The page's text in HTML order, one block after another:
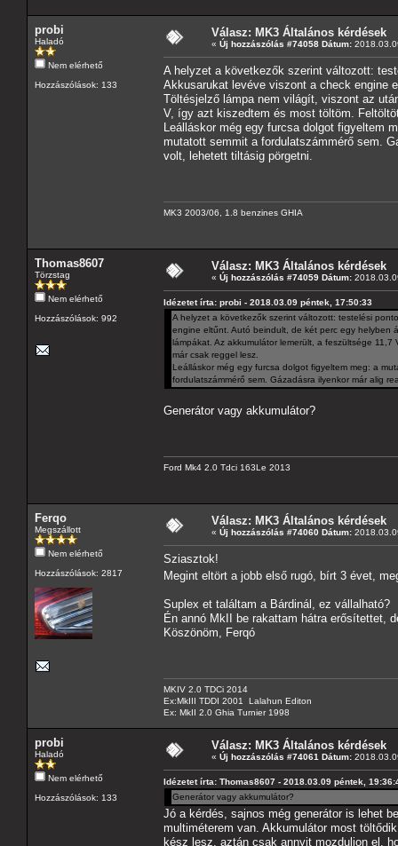
probi
Haladó
Nem elérhető
Hozzászólások: 133
Válasz: MK3 Általános kérdések
« Új hozzászólás #74058 Dátum:
A helyzet a következők szerint változott:
Akkusarukat levéve viszont a check engine
Töltésjelző lámpa nem világít, viszont az
V, így azt kiszedtem és most töltöm.
Leálláskor még egy furcsa dolgot figyeltem
mutatott semmit a fordulatszámmérő sem.
volt, lehetett tiltásig pörgetni.
MK3 2003/06, 1.8 benzines GHIA
Thomas8607
Törzstag
Nem elérhető
Hozzászólások: 992
Válasz: MK3 Általános kérdések
« Új hozzászólás #74059 Dátum:
Idézetet írta: probi - 2018.03.09 péntek, 17:50:33
A helyzet a következők szerint változott: testelési
engine eltűnt. Autó beindult, de két perc egy helyben
lámpákat. Az akkumulátor lemerült, a feszültsége
már csak reggel lesz.
Leálláskor még egy furcsa dolgot figyeltem meg: a
fordulatszámmérő sem. Gázadásra ilyenkor már alig
Generátor vagy akkumulátor?
Ford Mk4 2.0 Tdci 163Le 2013
Ferqo
Megszállott
Nem elérhető
Hozzászólások: 2817
Válasz: MK3 Általános kérdések
« Új hozzászólás #74060 Dátum:
Sziasztok!
Megint eltört a jobb első rugó, bírt 3 évet,
Suplex et találtam a Bárdinál, ez vállalható?
Én annó MkII be rakattam hátra erősítettet,
Köszönöm, Ferqó
MKIV 2.0 TDCi 2014
Ex:MkIII TDDI 2001 Lalahun Editon
Ex: MkII 2.0 Ghia Turnier 1998
probi
Haladó
Nem elérhető
Hozzászólások: 133
Válasz: MK3 Általános kérdések
« Új hozzászólás #74061 Dátum:
Idézetet írta: Thomas8607 - 2018.03.09 péntek,
Generátor vagy akkumulátor?
Jó a kérdés, sajnos még generátor is lehet
multiméterem van. Akkumulátor most
kész lesz, aztán csak annyit mozduljon el,